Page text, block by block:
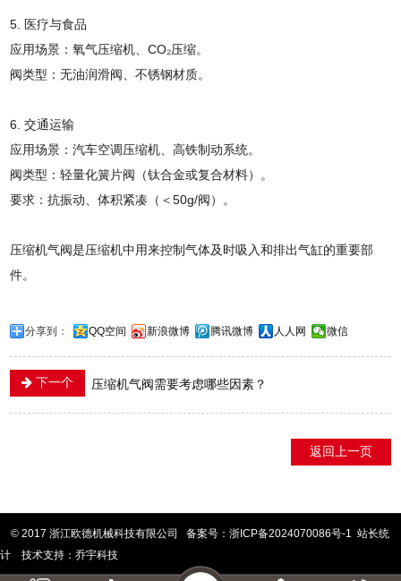
5. 医疗与食品
应用场景：氧气压缩机、CO₂压缩。
阀类型：无油润滑阀、不锈钢材质。
6. 交通运输
应用场景：汽车空调压缩机、高铁制动系统。
阀类型：轻量化簧片阀（钛合金或复合材料）。
要求：抗振动、体积紧凑（＜50g/阀）。
压缩机气阀是压缩机中用来控制气体及时吸入和排出气缸的重要部
件。
分享到： QQ空间 新浪微博 腾讯微博 人人网 微信
下一个 压缩机气阀需要考虑哪些因素？
返回上一页
© 2017 浙江欧德机械科技有限公司 备案号： 浙ICP备2024070086号-1
站长统
计 技术支持： 乔宇科技